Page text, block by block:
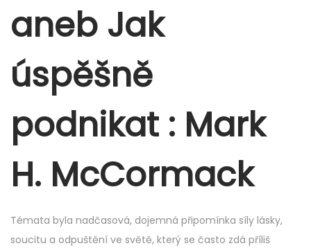
7
0
5
aneb Jak
úspěšně
podnikat : Mark
H. McCormack
Témata byla nadčasová, dojemná připomínka síly lásky,
soucitu a odpuštění ve světě, který se často zdá příliš